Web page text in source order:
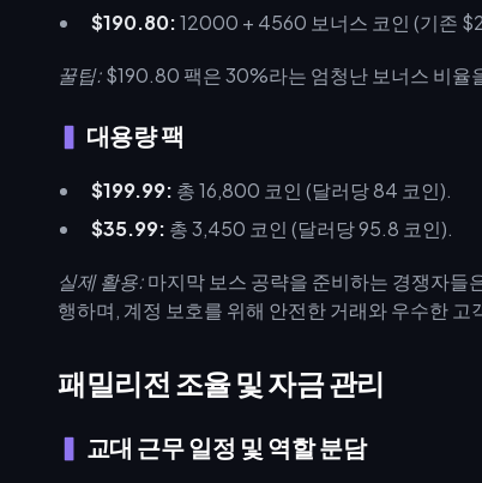
$190.80:12000 + 4560 보너스 코인 (기존
꿀팁:$190.80 팩은 30%라는 엄청난 보너스 비율
대용량 팩
$199.99: 총 16,800 코인 (달러당 84 코인).
$35.99: 총 3,450 코인 (달러당 95.8 코인).
실제 활용:마지막 보스 공략을 준비하는 경쟁자
행하며, 계정 보호를 위해 안전한 거래와 우수한 고
패밀리전 조율 및 자금 관리
교대 근무 일정 및 역할 분담